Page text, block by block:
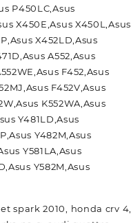
P450LC,Asus
X450E,Asus X450L,Asus
X452LD,Asus
A552,Asus
F452,Asus
F452V,Asus
K552WA,Asus
Y481LD,Asus
Y482M,Asus
Y581LA,Asus
Y582M,Asus
spark 2010, honda crv 4,